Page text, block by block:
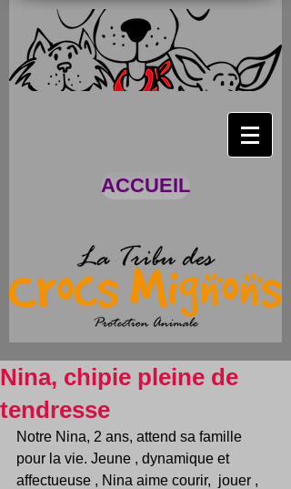
ACCUEIL
Nina, chipie pleine de
tendresse
Notre Nina, 2 ans, attend sa famille
pour la vie. Jeune , dynamique et
affectueuse , Nina aime courir,  jouer ,